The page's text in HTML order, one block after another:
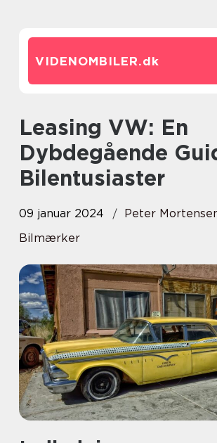
VIDENOMBILER.dk
Leasing VW: En
Dybdegående
Bilentusiaster
09 januar 2024
Peter
Bilmærker